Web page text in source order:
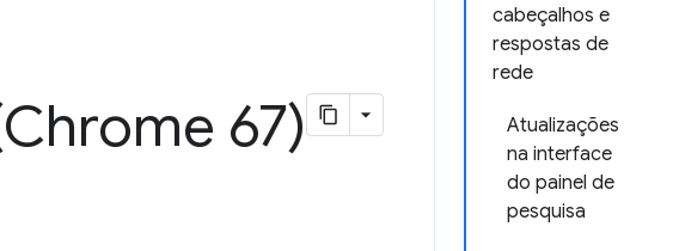
cabeçalhos e
respostas de
rede
Atualizações
na interface
do painel de
pesquisa
67)